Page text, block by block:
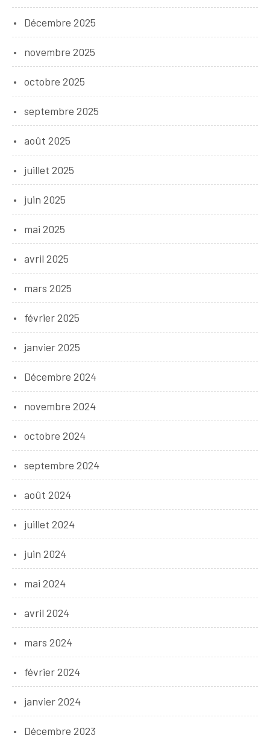
Décembre 2025
novembre 2025
octobre 2025
septembre 2025
août 2025
juillet 2025
juin 2025
mai 2025
avril 2025
mars 2025
février 2025
janvier 2025
Décembre 2024
novembre 2024
octobre 2024
septembre 2024
août 2024
juillet 2024
juin 2024
mai 2024
avril 2024
mars 2024
février 2024
janvier 2024
Décembre 2023